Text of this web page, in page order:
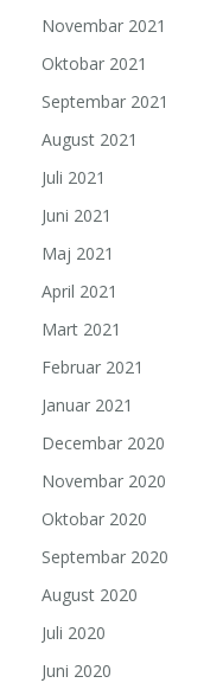
Novembar 2021
Oktobar 2021
Septembar 2021
August 2021
Juli 2021
Juni 2021
Maj 2021
April 2021
Mart 2021
Februar 2021
Januar 2021
Decembar 2020
Novembar 2020
Oktobar 2020
Septembar 2020
August 2020
Juli 2020
Juni 2020